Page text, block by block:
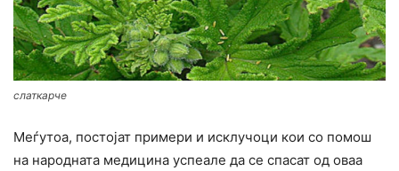
слаткарче
Меѓутоа, постојат примери и исклучоци кои со помош
на народната медицина успеале да се спасат од оваа